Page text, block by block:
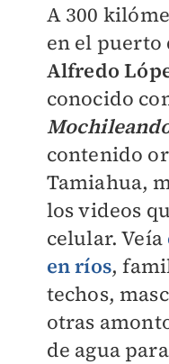
A 300
en el puerto
Alfredo
conocido
contenido
Tamiahua,
los videos
celular. Veía
en ríos,
techos,
otras
de agua